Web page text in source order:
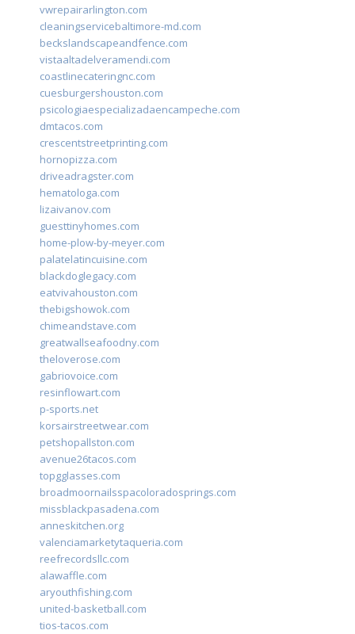
vwrepairarlington.com
cleaningservicebaltimore-md.com
beckslandscapeandfence.com
vistaaltadelveramendi.com
coastlinecateringnc.com
cuesburgershouston.com
psicologiaespecializadaencampeche.com
dmtacos.com
crescentstreetprinting.com
hornopizza.com
driveadragster.com
hematologa.com
lizaivanov.com
guesttinyhomes.com
home-plow-by-meyer.com
palatelatincuisine.com
blackdoglegacy.com
eatvivahouston.com
thebigshowok.com
chimeandstave.com
greatwallseafoodny.com
theloverose.com
gabriovoice.com
resinflowart.com
p-sports.net
korsairstreetwear.com
petshopallston.com
avenue26tacos.com
topgglasses.com
broadmoornailsspacoloradosprings.com
missblackpasadena.com
anneskitchen.org
valenciamarketytaqueria.com
reefrecordsllc.com
alawaffle.com
aryouthfishing.com
united-basketball.com
tios-tacos.com